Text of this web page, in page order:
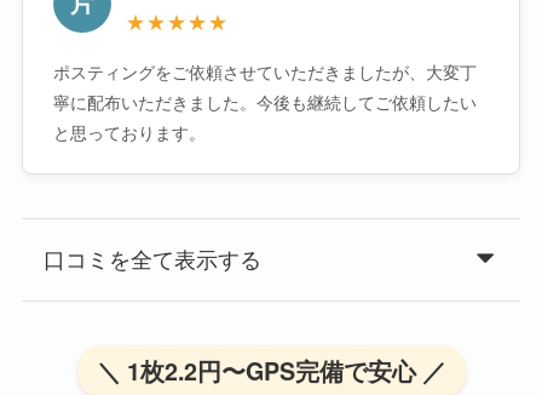
★★★★★
ポスティングをご依頼させていただきましたが、大変丁
寧に配布いただきました。今後も継続してご依頼したい
と思っております。
口コミを全て表示する
＼ 1枚2.2円〜GPS完備で安心 ／